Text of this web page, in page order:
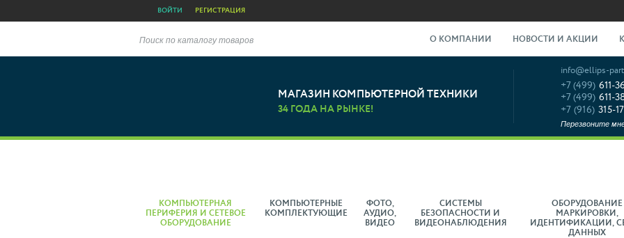
ВОЙТИ РЕГИСТРАЦИЯ
Поиск по каталогу товаров О КОМПАНИИ НОВОСТИ И АКЦИИ
МАГАЗИН КОМПЬЮТЕРНОЙ ТЕХНИКИ
34 ГОДА НА РЫНКЕ!
info@ellips-
+7 (499) 611-
+7 (499) 611-
+7 (916) 315-
Перезвоните
КОМПЬЮТЕРНАЯ
ПЕРИФЕРИЯ И СЕТЕВОЕ
ОБОРУДОВАНИЕ
КОМПЬЮТЕРНЫЕ
КОМПЛЕКТУЮЩИЕ
ФОТО,
АУДИО,
ВИДЕО
СИСТЕМЫ
БЕЗОПАСНОСТИ И
ВИДЕОНАБЛЮДЕНИЯ
ОБОРУДОВАНИЕ
МАРКИРОВКИ,
ИДЕНТИФИКАЦИИ,
ДАННЫХ